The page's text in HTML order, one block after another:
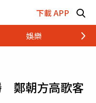
下載 APP
娛樂 財經
鄭朝方高歌客